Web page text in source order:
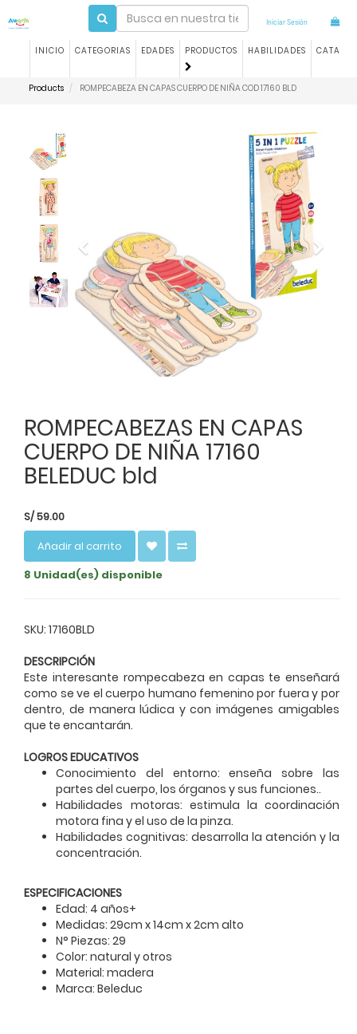
Iniciar Sesión
INICIO CATEGORIAS EDADES PRODUCTOS HABILIDADES
Products ROMPECABEZA EN CAPAS CUERPO DE NIÑA COD 17160 BLD
Previous
ROMPECABEZAS EN CAPAS
CUERPO DE NIÑA 17160
BELEDUC bld
S/59.00
Añadir al carrito
8 Unidad(es) disponible
SKU: 17160BLD
DESCRIPCIÓN
Este interesante rompecabeza en capas te enseñará
como se ve el cuerpo humano femenino por fuera y por
dentro, de manera lúdica y con imágenes amigables
que te encantarán.
LOGROS EDUCATIVOS
Conocimiento del entorno: enseña sobre las
partes del cuerpo, los órganos y sus funciones..
Habilidades motoras: estimula la coordinación
motora fina y el uso de la pinza.
Habilidades cognitivas: desarrolla la atención y la
concentración.
ESPECIFICACIONES
Edad: 4 años+
Medidas: 29cm x 14cm x 2cm alto
N° Piezas: 29
Color: natural y otros
Material: madera
Marca: Beleduc